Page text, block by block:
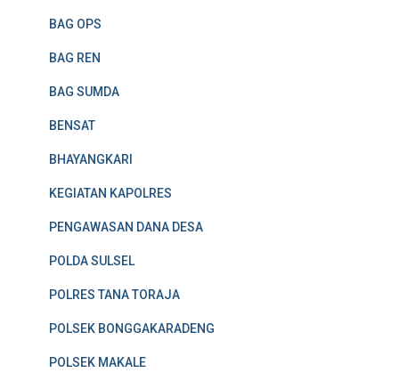
BAG OPS
BAG REN
BAG SUMDA
BENSAT
BHAYANGKARI
KEGIATAN KAPOLRES
PENGAWASAN DANA DESA
POLDA SULSEL
POLRES TANA TORAJA
POLSEK BONGGAKARADENG
POLSEK MAKALE